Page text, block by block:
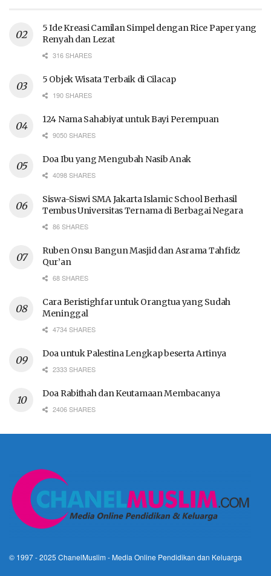
5 Ide Kreasi Camilan Simpel dengan Rice Paper yang
Renyah dan Lezat
316 SHARES
5 Objek Wisata Terbaik di Cilacap
190 SHARES
124 Nama Sahabiyat untuk Bayi Perempuan
9050 SHARES
Doa Ibu yang Mengubah Nasib Anak
4098 SHARES
Siswa-Siswi SMA Jakarta Islamic School Berhasil
Tembus Universitas Ternama di Berbagai Negara
86 SHARES
Ruben Onsu Bangun Masjid dan Asrama Tahfidz
Qur’an
68 SHARES
Cara Beristighfar untuk Orangtua yang Sudah
Meninggal
4734 SHARES
Doa untuk Palestina Lengkap beserta Artinya
2333 SHARES
Doa Rabithah dan Keutamaan Membacanya
2406 SHARES
© 1997 - 2025 ChanelMuslim - Media Online Pendidikan dan Keluarga